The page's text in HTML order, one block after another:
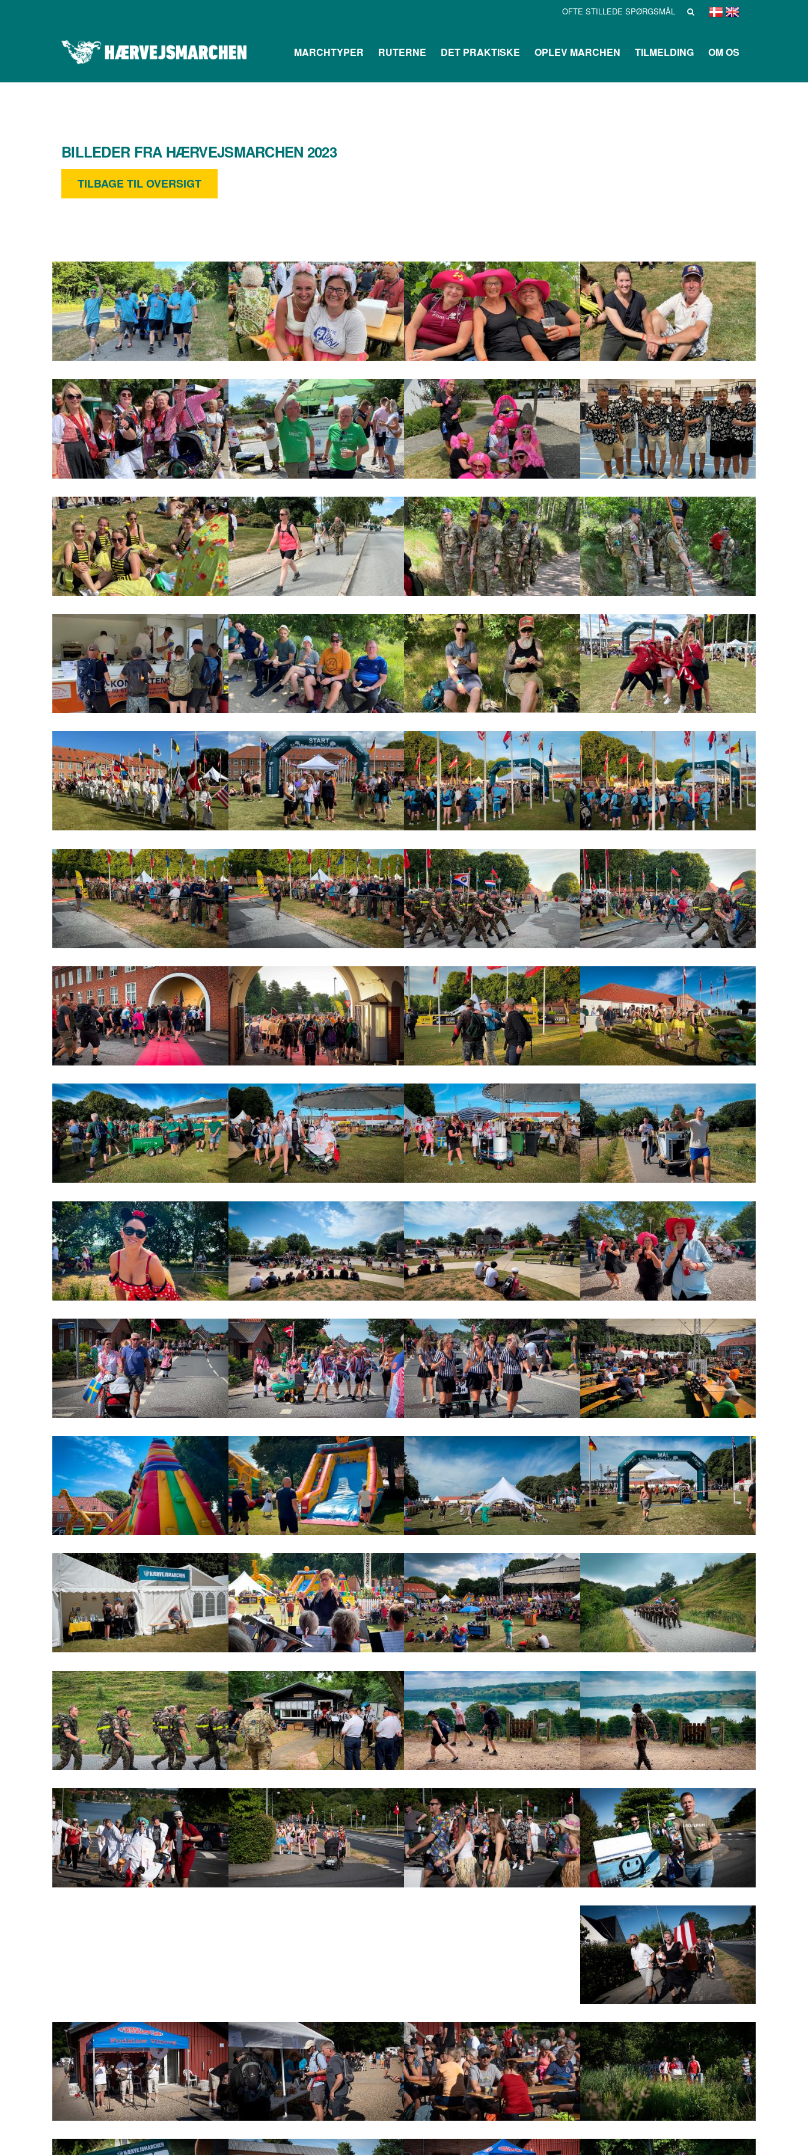
BILLEDER FRA HÆRVEJSMARCHEN 2023
TILBAGE TIL OVERSIGT
OFTE STILLEDE SPØRGSMÅL
MARCHTYPER RUTERNE DET PRAKTISKE OPLEV MARCHEN TILMELDING OM OS